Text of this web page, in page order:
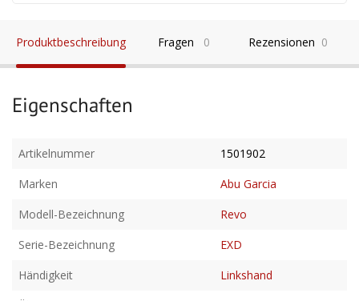
Produktbeschreibung Fragen 0 Rezensionen 0
Eigenschaften
Artikelnummer
1501902
Marken
Abu Garcia
Modell-Bezeichnung
Revo
Serie-Bezeichnung
EXD
Händigkeit
Linkshand